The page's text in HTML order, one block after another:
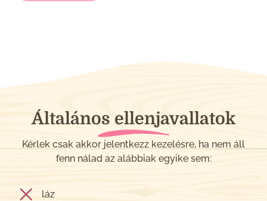
Általános ellenjavallatok
Kérlek csak akkor jelentkezz kezelésre, ha nem áll
fenn nálad az alábbiak egyike sem:
láz